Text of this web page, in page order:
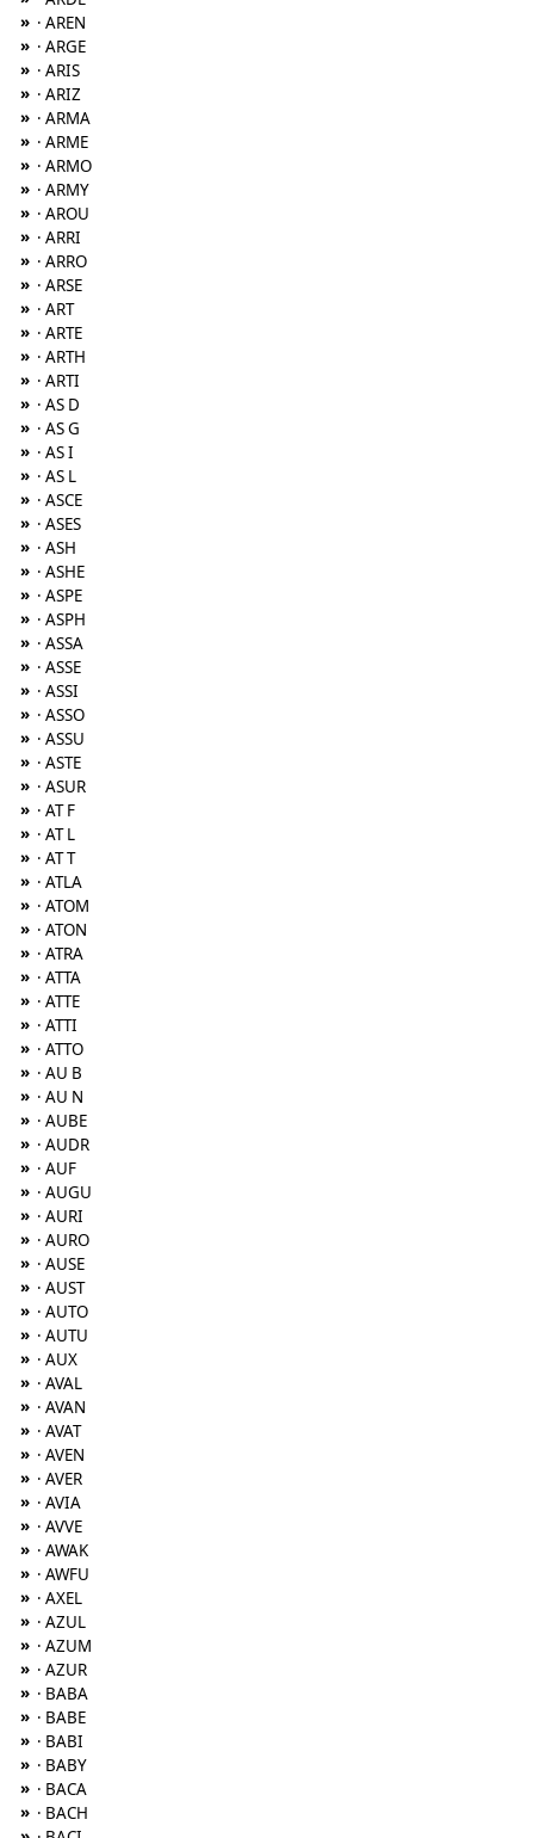
» · AREN
» · ARGE
» · ARIS
» · ARIZ
» · ARMA
» · ARME
» · ARMO
» · ARMY
» · AROU
» · ARRI
» · ARRO
» · ARSE
» · ART
» · ARTE
» · ARTH
» · ARTI
» · AS D
» · AS G
» · AS I
» · AS L
» · ASCE
» · ASES
» · ASH
» · ASHE
» · ASPE
» · ASPH
» · ASSA
» · ASSE
» · ASSI
» · ASSO
» · ASSU
» · ASTE
» · ASUR
» · AT F
» · AT L
» · AT T
» · ATLA
» · ATOM
» · ATON
» · ATRA
» · ATTA
» · ATTE
» · ATTI
» · ATTO
» · AU B
» · AU N
» · AUBE
» · AUDR
» · AUF
» · AUGU
» · AURI
» · AURO
» · AUSE
» · AUST
» · AUTO
» · AUTU
» · AUX
» · AVAL
» · AVAN
» · AVAT
» · AVEN
» · AVER
» · AVIA
» · AVVE
» · AWAK
» · AWFU
» · AXEL
» · AZUL
» · AZUM
» · AZUR
» · BABA
» · BABE
» · BABI
» · BABY
» · BACA
» · BACH